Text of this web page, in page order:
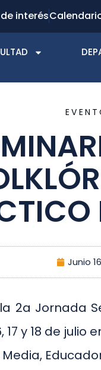
interés
Junio
2a Jornada
y 18 de